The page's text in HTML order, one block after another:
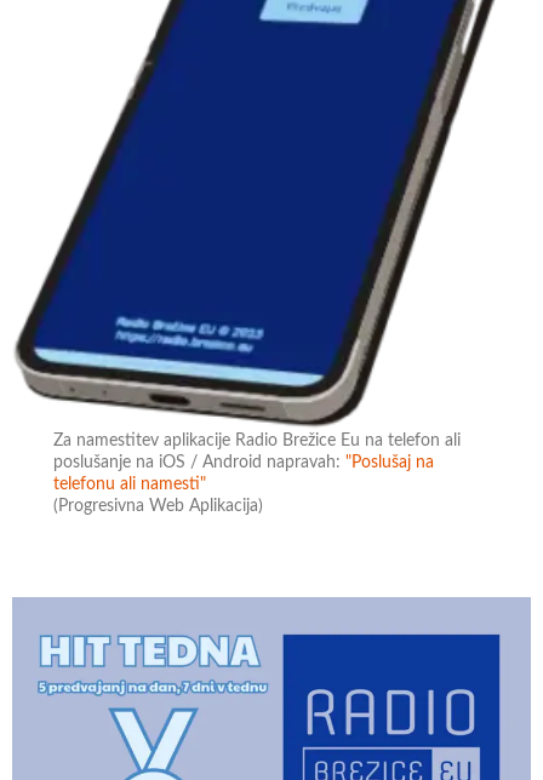
Za namestitev aplikacije Radio Brežice Eu na telefon ali
poslušanje na iOS / Android napravah:"Poslušaj na
telefonu ali namesti"
(Progresivna Web Aplikacija)